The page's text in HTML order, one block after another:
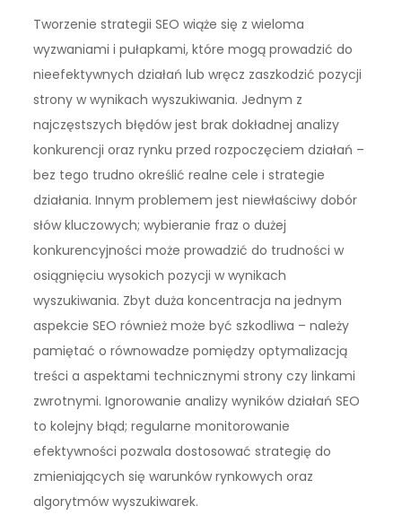
Tworzenie strategii SEO wiąże się z wieloma
wyzwaniami i pułapkami, które mogą prowadzić do
nieefektywnych działań lub wręcz zaszkodzić pozycji
strony w wynikach wyszukiwania. Jednym z
najczęstszych błędów jest brak dokładnej analizy
konkurencji oraz rynku przed rozpoczęciem działań –
bez tego trudno określić realne cele i strategie
działania. Innym problemem jest niewłaściwy dobór
słów kluczowych; wybieranie fraz o dużej
konkurencyjności może prowadzić do trudności w
osiągnięciu wysokich pozycji w wynikach
wyszukiwania. Zbyt duża koncentracja na jednym
aspekcie SEO również może być szkodliwa – należy
pamiętać o równowadze pomiędzy optymalizacją
treści a aspektami technicznymi strony czy linkami
zwrotnymi. Ignorowanie analizy wyników działań SEO
to kolejny błąd; regularne monitorowanie
efektywności pozwala dostosować strategię do
zmieniających się warunków rynkowych oraz
algorytmów wyszukiwarek.